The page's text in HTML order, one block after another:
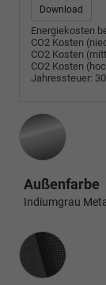
Download
Energiekosten
CO2 Kosten
CO2 Kosten
CO2 Kosten
Jahressteuer:
Außenfarbe
Indiumgrau
Innenausstattung